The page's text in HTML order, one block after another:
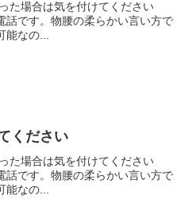
た場合は気を付けてください
話です。物腰の柔らかい言い方で
能なの...
ください
た場合は気を付けてください
話です。物腰の柔らかい言い方で
なの...